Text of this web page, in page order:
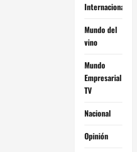
Internacional
Mundo del
vino
Mundo
Empresarial
TV
Nacional
Opinión